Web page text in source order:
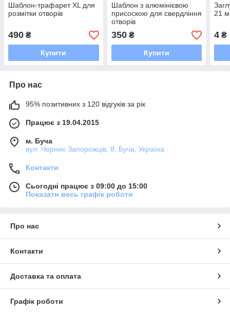
Шаблон-трафарет XL для
розмітки отворів
490 ₴
Купити
Шаблон з алюмінієвою
присоскою для свердління
отворів
350₴
Купити
21
4 ₴
Про нас
95% позитивних з 120 відгуків за рік
Працює з 19.04.2015
м. Буча
вул. Чорних Запорожців, 8, Буча, Україна
Контакти
Сьогодні працює з 09:00 до 15:00
Показати весь графік роботи
Про нас
Контакти
Доставка та оплата
Графік роботи